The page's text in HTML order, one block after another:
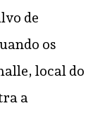
de
os
local do
a